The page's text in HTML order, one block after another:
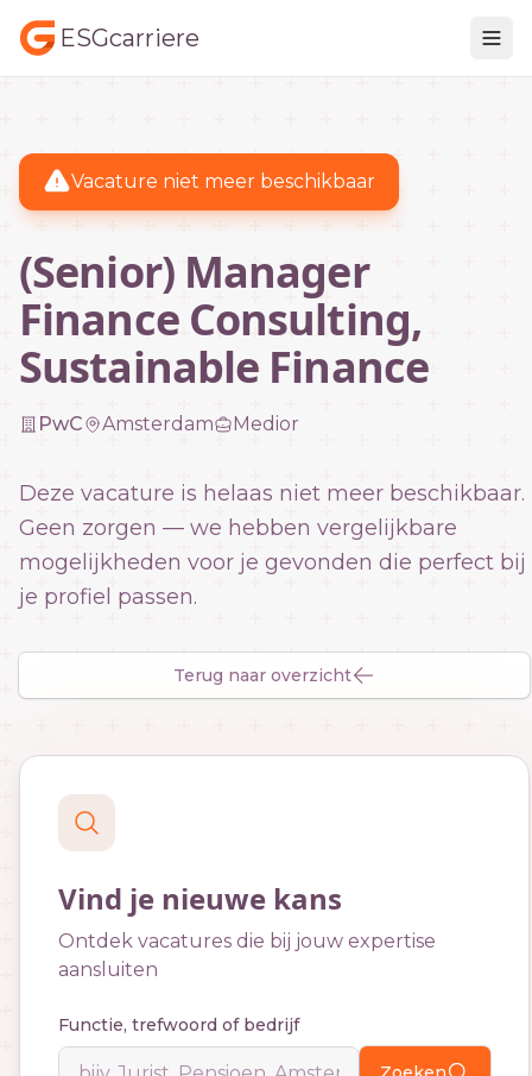
ESGcarriere
Vacature niet meer beschikbaar
(Senior) Manager
Finance Consulting,
Sustainable Finance
PwC Amsterdam Medior
Deze vacature is helaas niet meer beschikbaar.
Geen zorgen — we hebben vergelijkbare
mogelijkheden voor je gevonden die perfect bij
je profiel passen.
Terug naar overzicht
Vind je nieuwe kans
Ontdek vacatures die bij jouw expertise
aansluiten
Functie, trefwoord of bedrijf